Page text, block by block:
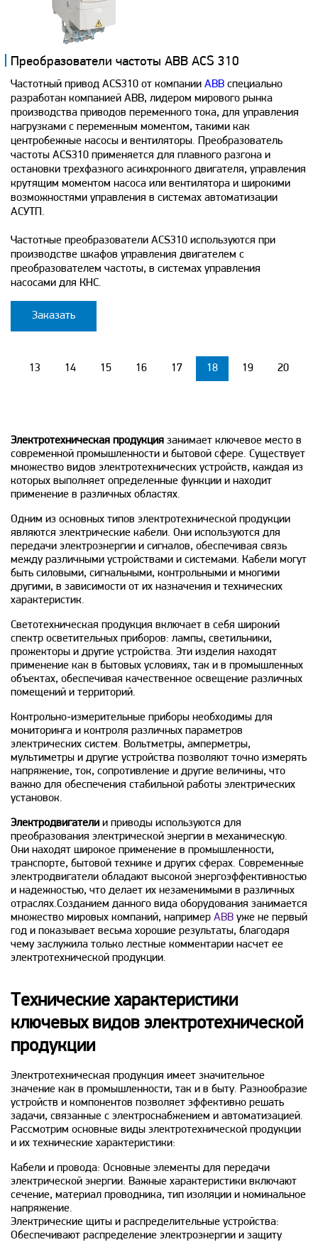
Преобразователи частоты ABB ACS 310
Частотный привод ACS310 от компании ABB специально
разработан компанией ABB, лидером мирового рынка
производства приводов переменного тока, для управления
нагрузками с переменным моментом, такими как
центробежные насосы и вентиляторы. Преобразователь
частоты ACS310 применяется для плавного разгона и
остановки трехфазного асинхронного двигателя, управления
крутящим моментом насоса или вентилятора и широкими
возможностями управления в системах автоматизации
АСУТП.
Частотные преобразователи ACS310 используются при
производстве шкафов управления двигателем с
преобразователем частоты, в системах управления
насосами для КНС.
Заказать
13 14 15 16 17 18 19 20
Электротехническая продукция занимает ключевое место в
современной промышленности и бытовой сфере. Существует
множество видов электротехнических устройств, каждая из
которых выполняет определенные функции и находит
применение в различных областях.
Одним из основных типов электротехнической продукции
являются электрические кабели. Они используются для
передачи электроэнергии и сигналов, обеспечивая связь
между различными устройствами и системами. Кабели могут
быть силовыми, сигнальными, контрольными и многими
другими, в зависимости от их назначения и технических
характеристик.
Светотехническая продукция включает в себя широкий
спектр осветительных приборов: лампы, светильники,
прожекторы и другие устройства. Эти изделия находят
применение как в бытовых условиях, так и в промышленных
объектах, обеспечивая качественное освещение различных
помещений и территорий.
Контрольно-измерительные приборы необходимы для
мониторинга и контроля различных параметров
электрических систем. Вольтметры, амперметры,
мультиметры и другие устройства позволяют точно измерять
напряжение, ток, сопротивление и другие величины, что
важно для обеспечения стабильной работы электрических
установок.
Электродвигатели и приводы используются для
преобразования электрической энергии в механическую.
Они находят широкое применение в промышленности,
транспорте, бытовой технике и других сферах. Современные
электродвигатели обладают высокой энергоэффективностью
и надежностью, что делает их незаменимыми в различных
отраслях.Созданием данного вида оборудования занимается
множество мировых компаний, например ABB уже не первый
год и показывает весьма хорошие результаты, благодаря
чему заслужила только лестные комментарии насчет ее
электротехнической продукции.
Технические характеристики
ключевых видов электротехнической
продукции
Электротехническая продукция имеет значительное
значение как в промышленности, так и в быту. Разнообразие
устройств и компонентов позволяет эффективно решать
задачи, связанные с электроснабжением и автоматизацией.
Рассмотрим основные виды электротехнической продукции
и их технические характеристики:
Кабели и провода: Основные элементы для передачи
электрической энергии. Важные характеристики включают
сечение, материал проводника, тип изоляции и номинальное
напряжение.
Электрические щиты и распределительные устройства:
Обеспечивают распределение электроэнергии и защиту